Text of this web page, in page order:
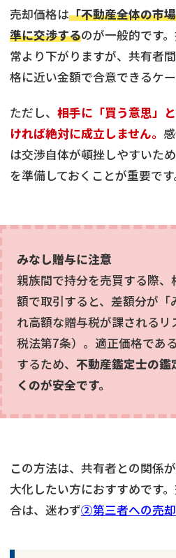
売却価格は「不動産全体の市
準に交渉するのが一般的です
常より下がりますが、共有者
格に近い金額で合意できるケー
ただし、 相手に「買う意思」
ければ絶対に成立しません。
は交渉自体が頓挫しやすいた
を準備しておくことが重要です
みなし贈与に注意
親族間で持分を売買する際
額で取引すると、差額分が「
れ高額な贈与税が課される
税法第7条）。適正価格であ
するため、 不動産鑑定士の鑑
くのが安全です。
この方法は、共有者との関係
大化したい方におすすめです
合は、迷わず②第三者への売却